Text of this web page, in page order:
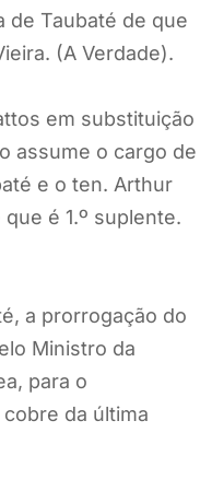
de Taubaté de que
(A Verdade).
em substituição
assume o cargo de
e o ten. Arthur
é 1.º suplente.
a prorrogação do
Ministro da
para o
da última